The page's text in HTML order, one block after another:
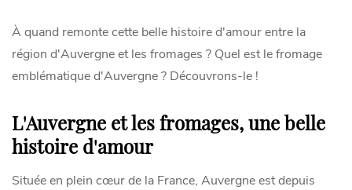
À quand remonte cette belle histoire d'amour entre la
région d'Auvergne et les fromages ? Quel est le fromage
emblématique d'Auvergne ? Découvrons-le !
L'Auvergne et les fromages, une belle
histoire d'amour
Située en plein cœur de la France, Auvergne est depuis